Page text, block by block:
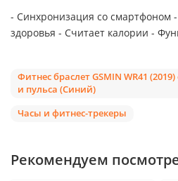
- Синхронизация со смартфоном
здоровья - Считает калории -
Фитнес браслет GSMIN WR41
и пульса (Синий)
Часы и фитнес-трекеры
Рекомендуем